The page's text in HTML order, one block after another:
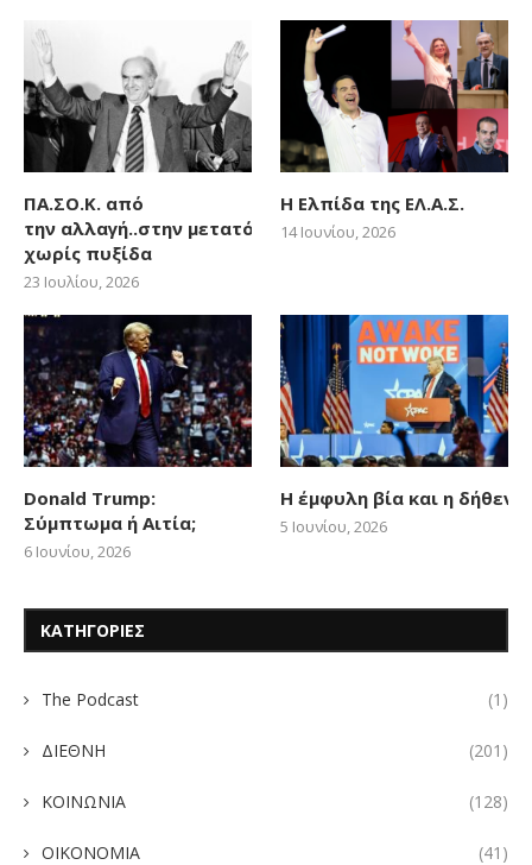
ΠΑ.ΣΟ.Κ. από
την αλλαγή..στην μετατόπιση
χωρίς πυξίδα
23 Ιουλίου, 2026
Η Ελπίδα της ΕΛ.Α.Σ.
14 Ιουνίου, 2026
Donald Trump:
Σύμπτωμα ή Αιτία;
6 Ιουνίου, 2026
Η έμφυλη βία και η δήθεν
5 Ιουνίου, 2026
ΚΑΤΗΓΟΡΙΕΣ
The Podcast (1)
ΔΙΕΘΝΗ (201)
ΚΟΙΝΩΝΙΑ (128)
ΟΙΚΟΝΟΜΙΑ (41)